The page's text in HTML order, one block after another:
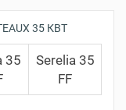
35 КВТ
35
Serelia 35
FF